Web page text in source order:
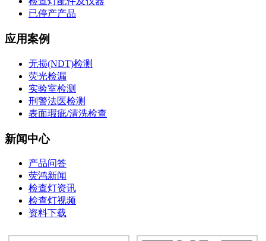
已停产产品
应用案例
无损(NDT)检测
荧光检漏
实验室检测
刑警法医检测
表面瑕疵/清洗检查
新闻中心
产品问答
荧鸿新闻
检查灯资讯
检查灯视频
资料下载